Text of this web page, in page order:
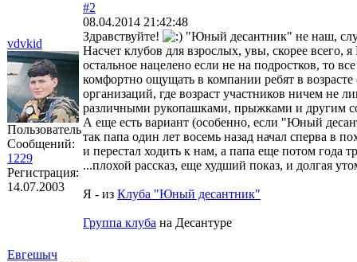
vdvkid
Пользователь
Сообщений:
1229
Регистрация:
14.07.2003
#2
08.04.2014 21:42:48
Здравствуйте!
"Юный десантник" не наш,
Насчет клубов для взрослых, увы, скорее всего,
остальное нацелено если не на подростков, то
комфортно ощущать в компании ребят в
организаций, где возраст участников ничем не
различными рукопашками, прыжками и другим
А еще есть вариант (особенно, если "Юный
так папа один лет восемь назад начал сперва в
и перестал ходить к нам, а папа еще потом года
...плохой рассказ, еще худший показ, и долгая
Я - из Клуба "Юный десантник"
Группа клуба на Десантуре
Евгешыч